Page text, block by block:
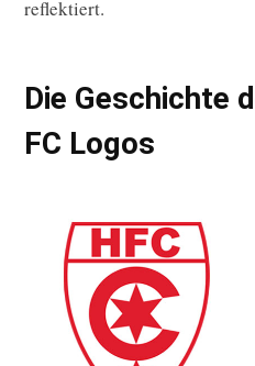
reflektiert.
Die Geschichte
FC Logos